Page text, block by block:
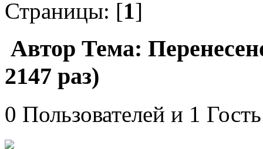
Страницы: [1]
Автор Тема:
2147 раз)
0 Пользователей и 1